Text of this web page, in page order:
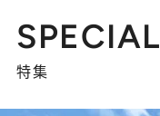
SPECIAL
特集